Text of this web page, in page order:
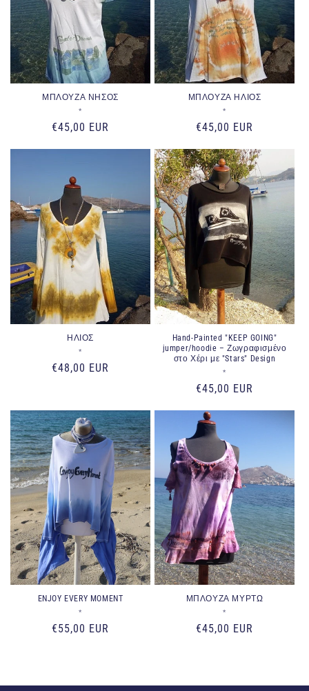
ΜΠΛΟΥΖΑ ΝΗΣΟΣ
Προμηθευτής:
*
Κανονική
€45,00 EUR
ΜΠΛΟΥΖΑ ΗΛΙΟΣ
Προμηθευτής:
*
Κανονική
€45,00 EUR
ΗΛΙΟΣ
Προμηθευτής:
*
Κανονική
€48,00 EUR
Hand-Painted "KEEP GOING"
jumper/hoodie – Ζωγραφισμένο
στο Χέρι με "Stars" Design
Προμηθευτής:
*
Κανονική
€45,00 EUR
ENJOY EVERY MOMENT
Προμηθευτής:
*
Κανονική
€55,00 EUR
ΜΠΛΟΥΖΑ ΜΥΡΤΩ
Προμηθευτής:
*
Κανονική
€45,00 EUR